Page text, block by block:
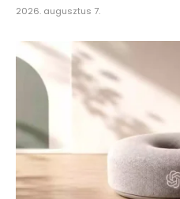
2026. augusztus 7.